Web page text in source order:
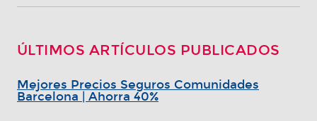
ÚLTIMOS ARTÍCULOS PUBLICADOS
Mejores Precios Seguros Comunidades
Barcelona | Ahorra 40%